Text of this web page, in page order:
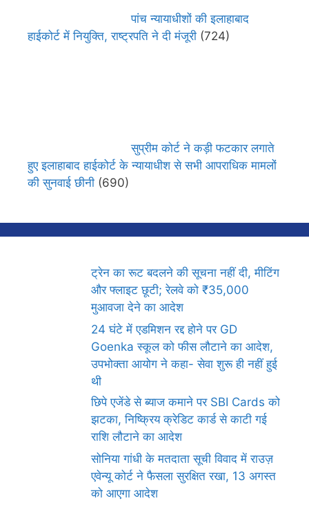
पांच न्यायाधीशों की इलाहाबाद
हाईकोर्ट में नियुक्ति, राष्ट्रपति ने दी मंजूरी (724)
सुप्रीम कोर्ट ने कड़ी फटकार लगाते
हुए इलाहाबाद हाईकोर्ट के न्यायाधीश से सभी आपराधिक मामलों
की सुनवाई छीनी (690)
ट्रेन का रूट बदलने की सूचना नहीं दी, मीटिंग
और फ्लाइट छूटी; रेलवे को ₹35,000
मुआवजा देने का आदेश
24 घंटे में एडमिशन रद्द होने पर GD
Goenka स्कूल को फीस लौटाने का आदेश,
उपभोक्ता आयोग ने कहा- सेवा शुरू ही नहीं हुई
थी
छिपे एजेंडे से ब्याज कमाने पर SBI Cards को
झटका, निष्क्रिय क्रेडिट कार्ड से काटी गई
राशि लौटाने का आदेश
सोनिया गांधी के मतदाता सूची विवाद में राउज़
एवेन्यू कोर्ट ने फैसला सुरक्षित रखा, 13 अगस्त
को आएगा आदेश